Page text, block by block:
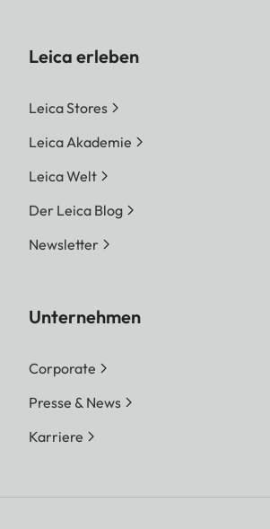
Leica erleben
Leica Stores
Leica Akademie
Leica Welt
Der Leica Blog
Newsletter
Unternehmen
Corporate
Presse & News
Karriere